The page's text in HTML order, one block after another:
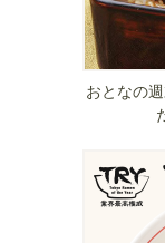
おとなの